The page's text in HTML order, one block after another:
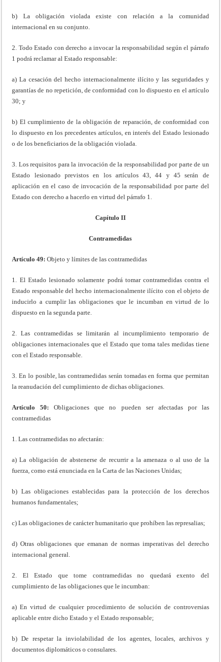
b) La obligación violada existe con relación a la comunidad
internacional en su conjunto.
2. Todo Estado con derecho a invocar la responsabilidad según el párrafo
1 podrá reclamar al Estado responsable:
a) La cesación del hecho internacionalmente ilícito y las seguridades y
garantías de no repetición, de conformidad con lo dispuesto en el artículo
30; y
b) El cumplimiento de la obligación de reparación, de conformidad con
lo dispuesto en los precedentes artículos, en interés del Estado lesionado
o de los beneficiarios de la obligación violada.
3. Los requisitos para la invocación de la responsabilidad por parte de un
Estado lesionado previstos en los artículos 43, 44 y 45 serán de
aplicación en el caso de invocación de la responsabilidad por parte del
Estado con derecho a hacerlo en virtud del párrafo 1.
Capítulo II
Contramedidas
Artículo 49: Objeto y límites de las contramedidas
1. El Estado lesionado solamente podrá tomar contramedidas contra el
Estado responsable del hecho internacionalmente ilícito con el objeto de
inducirlo a cumplir las obligaciones que le incumban en virtud de lo
dispuesto en la segunda parte.
2. Las contramedidas se limitarán al incumplimiento temporario de
obligaciones internacionales que el Estado que toma tales medidas tiene
con el Estado responsable.
3. En lo posible, las contramedidas serán tomadas en forma que permitan
la reanudación del cumplimiento de dichas obligaciones.
Artículo 50: Obligaciones que no pueden ser afectadas por las
contramedidas
1. Las contramedidas no afectarán:
a) La obligación de abstenerse de recurrir a la amenaza o al uso de la
fuerza, como está enunciada en la Carta de las Naciones Unidas;
b) Las obligaciones establecidas para la protección de los derechos
humanos fundamentales;
c) Las obligaciones de carácter humanitario que prohíben las represalias;
d) Otras obligaciones que emanan de normas imperativas del derecho
internacional general.
2. El Estado que tome contramedidas no quedará exento del
cumplimiento de las obligaciones que le incumban:
a) En virtud de cualquier procedimiento de solución de controversias
aplicable entre dicho Estado y el Estado responsable;
b) De respetar la inviolabilidad de los agentes, locales, archivos y
documentos diplomáticos o consulares.